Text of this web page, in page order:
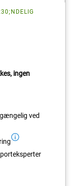
ingen
ved